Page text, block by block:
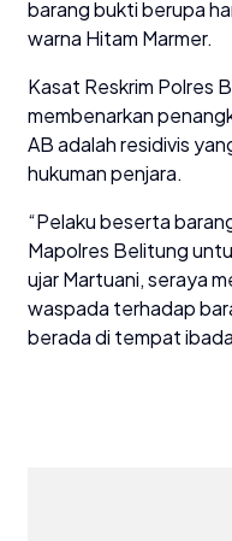
barang bukti berupa
warna Hitam Marmer.
Kasat Reskrim Polres
membenarkan
AB adalah residivis
hukuman penjara.
“Pelaku beserta
Mapolres Belitung
ujar Martuani, seraya
waspada terhadap
berada di tempat